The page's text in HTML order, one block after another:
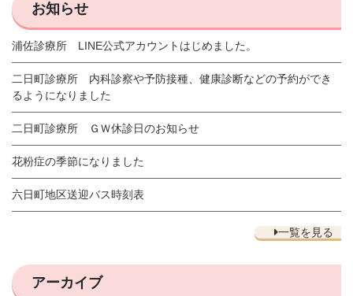
お知らせ
浦佐診療所 LINE公式アカウントはじめました。
二日町診療所 内科診察や予防接種、健康診断などの予約ができ
るようになりました
二日町診療所 ＧＷ休診日のお知らせ
花粉症の季節になりました
六日町地区送迎バス時刻表
一覧を見る
アーカイブ